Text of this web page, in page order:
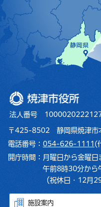
焼津市役所
法人番号
〒425-8502 静岡県焼津市
電話番号： 054-626-1111 (
開庁時間： 月曜日から金曜日
午前8時30分から
（祝休日・12月
施設案内